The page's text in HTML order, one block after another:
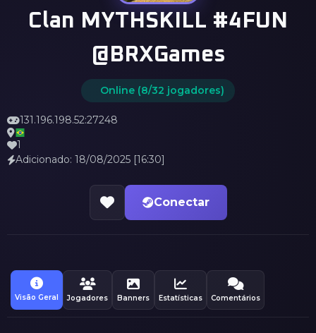
Clan MYTHSKILL #4FUN
@BRXGames
Online (8/32 jogadores)
131.196.198.52:27248
1
Adicionado: 18/08/2025 [16:30]
Conectar
Visão Geral Jogadores Banners Estatísticas Comentários